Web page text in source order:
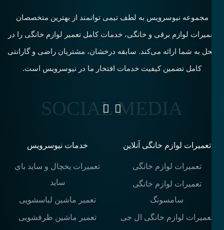
تعمیرات لوازم خانگی آنلاین
تعمیرات لوازم خانگی
تعمیرات لوازم خانگی
سامسونگ
لوازم خانگی ال جی
مجموعه نیوسرویس به لطف تیمی توانمند از بهترین متخصصان
لوازم برقی و خانگی، خدمات کامل تعمیر لوازم خانگی را در
به شما ارائه می‌کند. سابقه درخشان، مشتریان راضی و گارانتی
کامل تضمین کیفیت خدمات افتخار ما در نیوسرویس است.
خدمات نیوسرویس
تعمیرات یخچال و ساید بای
ساید
تعمیر ماشین لباسشویی
تعمیر ماشین ظرفشویی